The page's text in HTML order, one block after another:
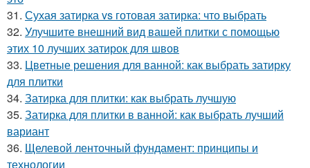
31. Сухая затирка vs готовая затирка: что выбрать
32. Улучшите внешний вид вашей плитки с помощью
этих 10 лучших затирок для швов
33. Цветные решения для ванной: как выбрать затирку
для плитки
34. Затирка для плитки: как выбрать лучшую
35. Затирка для плитки в ванной: как выбрать лучший
вариант
36. Щелевой ленточный фундамент: принципы и
технологии